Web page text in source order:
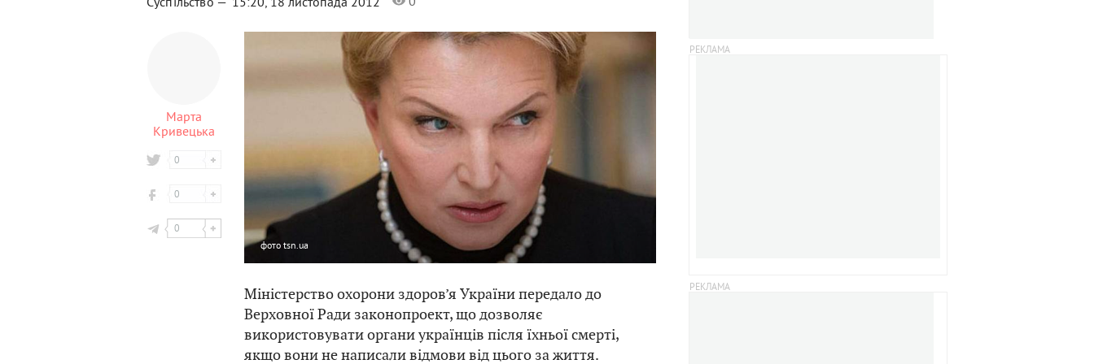
Марта
Кривецька
0
0
0
фото tsn.ua
Міністерство охорони здоров’я України передало до
Верховної Ради законопроект, що дозволяє
використовувати органи українців після їхньої смерті,
якщо вони не написали відмови від цього за життя.